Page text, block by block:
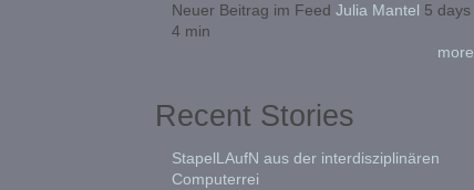
Neuer Beitrag im Feed Julia Mantel 5 days
4 min
more
Recent Stories
StapelLAufN aus der interdisziplinären
Computerrei